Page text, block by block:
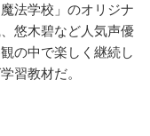
法学校」のオリジナ
悠木碧など人気声優
の中で楽しく継続し
習教材だ。